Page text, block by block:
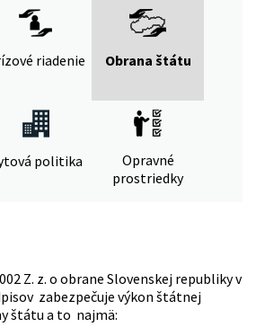
riadenie Obrana štátu
politika
Opravné
prostriedky
Z. z. o obrane Slovenskej republiky v
zabezpečuje výkon štátnej
štátu a to najmä: